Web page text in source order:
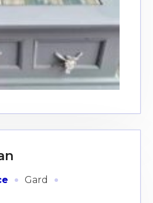
· Gard ·